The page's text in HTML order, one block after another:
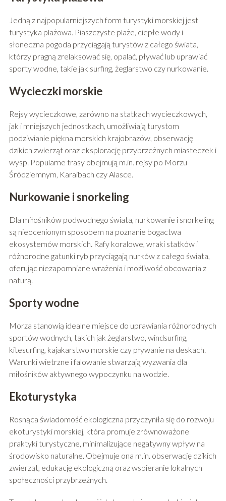
Jedną z najpopularniejszych form turystyki morskiej jest
turystyka plażowa. Piaszczyste plaże, ciepłe wody i
słoneczna pogoda przyciągają turystów z całego świata,
którzy pragną zrelaksować się, opalać, pływać lub uprawiać
sporty wodne, takie jak surfing, żeglarstwo czy nurkowanie.
Wycieczki morskie
Rejsy wycieczkowe, zarówno na statkach wycieczkowych,
jak i mniejszych jednostkach, umożliwiają turystom
podziwianie piękna morskich krajobrazów, obserwację
dzikich zwierząt oraz eksplorację przybrzeżnych miasteczek i
wysp. Popularne trasy obejmują m.in. rejsy po Morzu
Śródziemnym, Karaibach czy Alasce.
Nurkowanie i snorkeling
Dla miłośników podwodnego świata, nurkowanie i snorkeling
są nieocenionym sposobem na poznanie bogactwa
ekosystemów morskich. Rafy koralowe, wraki statków i
różnorodne gatunki ryb przyciągają nurków z całego świata,
oferując niezapomniane wrażenia i możliwość obcowania z
naturą.
Sporty wodne
Morza stanowią idealne miejsce do uprawiania różnorodnych
sportów wodnych, takich jak żeglarstwo, windsurfing,
kitesurfing, kajakarstwo morskie czy pływanie na deskach.
Warunki wietrzne i falowanie stwarzają wyzwania dla
miłośników aktywnego wypoczynku na wodzie.
Ekoturystyka
Rosnąca świadomość ekologiczna przyczyniła się do rozwoju
ekoturystyki morskiej, która promuje zrównoważone
praktyki turystyczne, minimalizujące negatywny wpływ na
środowisko naturalne. Obejmuje ona m.in. obserwację dzikich
zwierząt, edukację ekologiczną oraz wspieranie lokalnych
społeczności przybrzeżnych.